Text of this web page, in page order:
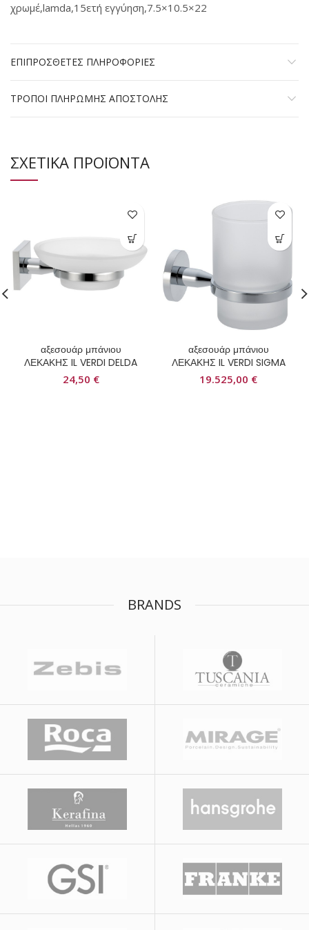
χρωμέ,lamda,15ετή εγγύηση,7.5×10.5×22
ΕΠΙΠΡΟΣΘΕΤΕΣ ΠΛΗΡΟΦΟΡΙΕΣ
ΤΡΟΠΟΙ ΠΛΗΡΩΜΗΣ ΑΠΟΣΤΟΛΗΣ
ΣΧΕΤΙΚΑ ΠΡΟΪΟΝΤΑ
αξεσουάρ μπάνιου
ΛΕΚΑΚΗΣ IL VERDI DELDA
24,50 €
αξεσουάρ μπάνιου
ΛΕΚΑΚΗΣ IL VERDI SIGMA
19.525,00 €
BRANDS